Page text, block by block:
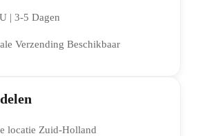
| 3-5 Dagen
Verzending Beschikbaar
locatie Zuid-Holland